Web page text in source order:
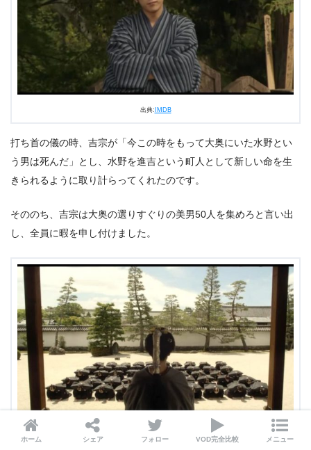
出典: IMDB
打ち首の儀の時、吉宗が「今この時をもって大奥にいた水野とい
う男は死んだ」とし、水野を進吉という町人として新しい命を生
きられるように取り計らってくれたのです。
そののち、吉宗は大奥の選りすぐりの美男50人を集めろと言い出
し、全員に暇を申し付けました。
出典: IMDB
ホーム シェア フォロー VOD完全比較 メニュー